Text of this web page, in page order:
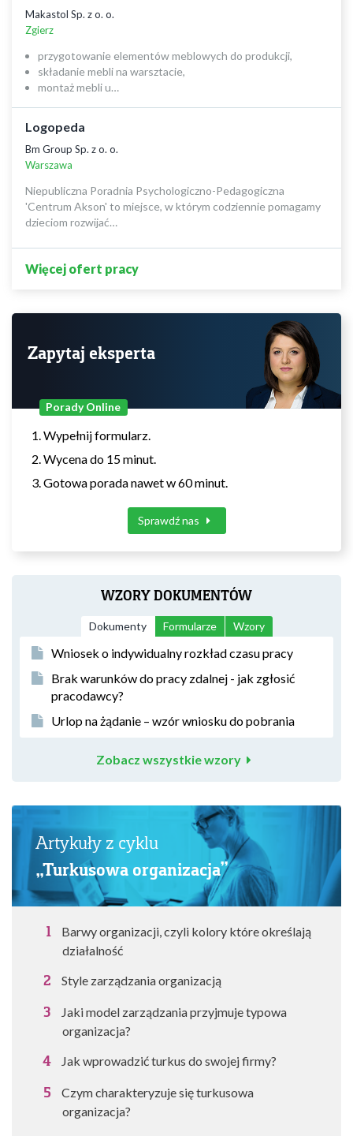
Makastol Sp. z o. o.
Zgierz
przygotowanie elementów meblowych do produkcji,
składanie mebli na warsztacie,
montaż mebli u…
Logopeda
Bm Group Sp. z o. o.
Warszawa
Niepubliczna Poradnia Psychologiczno-Pedagogiczna
'Centrum Akson' to miejsce, w którym codziennie pomagamy
dzieciom rozwijać…
Więcej ofert pracy
Zapytaj eksperta
Porady Online
Wypełnij formularz.
Wycena do 15 minut.
Gotowa porada nawet w 60 minut.
Sprawdź nas
WZORY DOKUMENTÓW
Dokumenty Formularze Wzory
Wniosek o indywidualny rozkład czasu pracy
Brak warunków do pracy zdalnej - jak zgłosić
pracodawcy?
Urlop na żądanie – wzór wniosku do pobrania
Zobacz wszystkie wzory
Artykuły z cyklu
„Turkusowa organizacja”
Barwy organizacji, czyli kolory które określają
działalność
Style zarządzania organizacją
Jaki model zarządzania przyjmuje typowa
organizacja?
Jak wprowadzić turkus do swojej firmy?
Czym charakteryzuje się turkusowa
organizacja?